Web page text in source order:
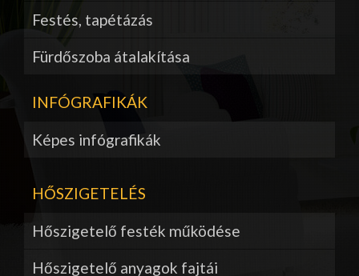
Festés, tapétázás
Fürdőszoba átalakítása
INFÓGRAFIKÁK
Képes infógrafikák
HŐSZIGETELÉS
Hőszigetelő festék működése
Hőszigetelő anyagok fajtái